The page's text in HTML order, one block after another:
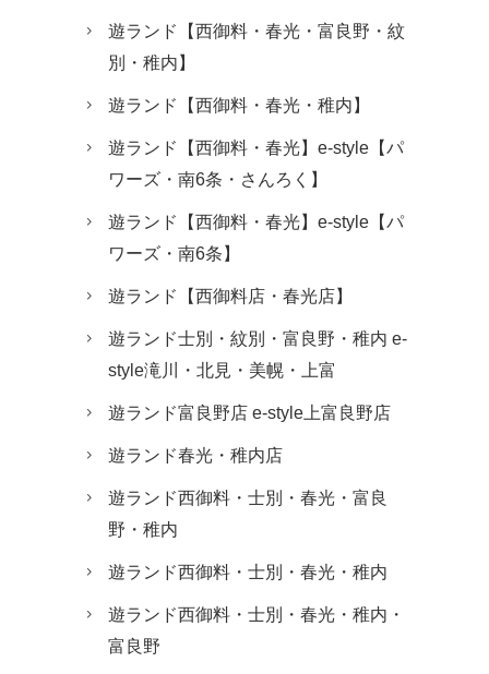
遊ランド【西御料・春光・富良野・紋
別・稚内】
遊ランド【西御料・春光・稚内】
遊ランド【西御料・春光】e-style【パ
ワーズ・南6条・さんろく】
遊ランド【西御料・春光】e-style【パ
ワーズ・南6条】
遊ランド【西御料店・春光店】
遊ランド士別・紋別・富良野・稚内 e-
style滝川・北見・美幌・上富
遊ランド富良野店 e-style上富良野店
遊ランド春光・稚内店
遊ランド西御料・士別・春光・富良
野・稚内
遊ランド西御料・士別・春光・稚内
遊ランド西御料・士別・春光・稚内・
富良野